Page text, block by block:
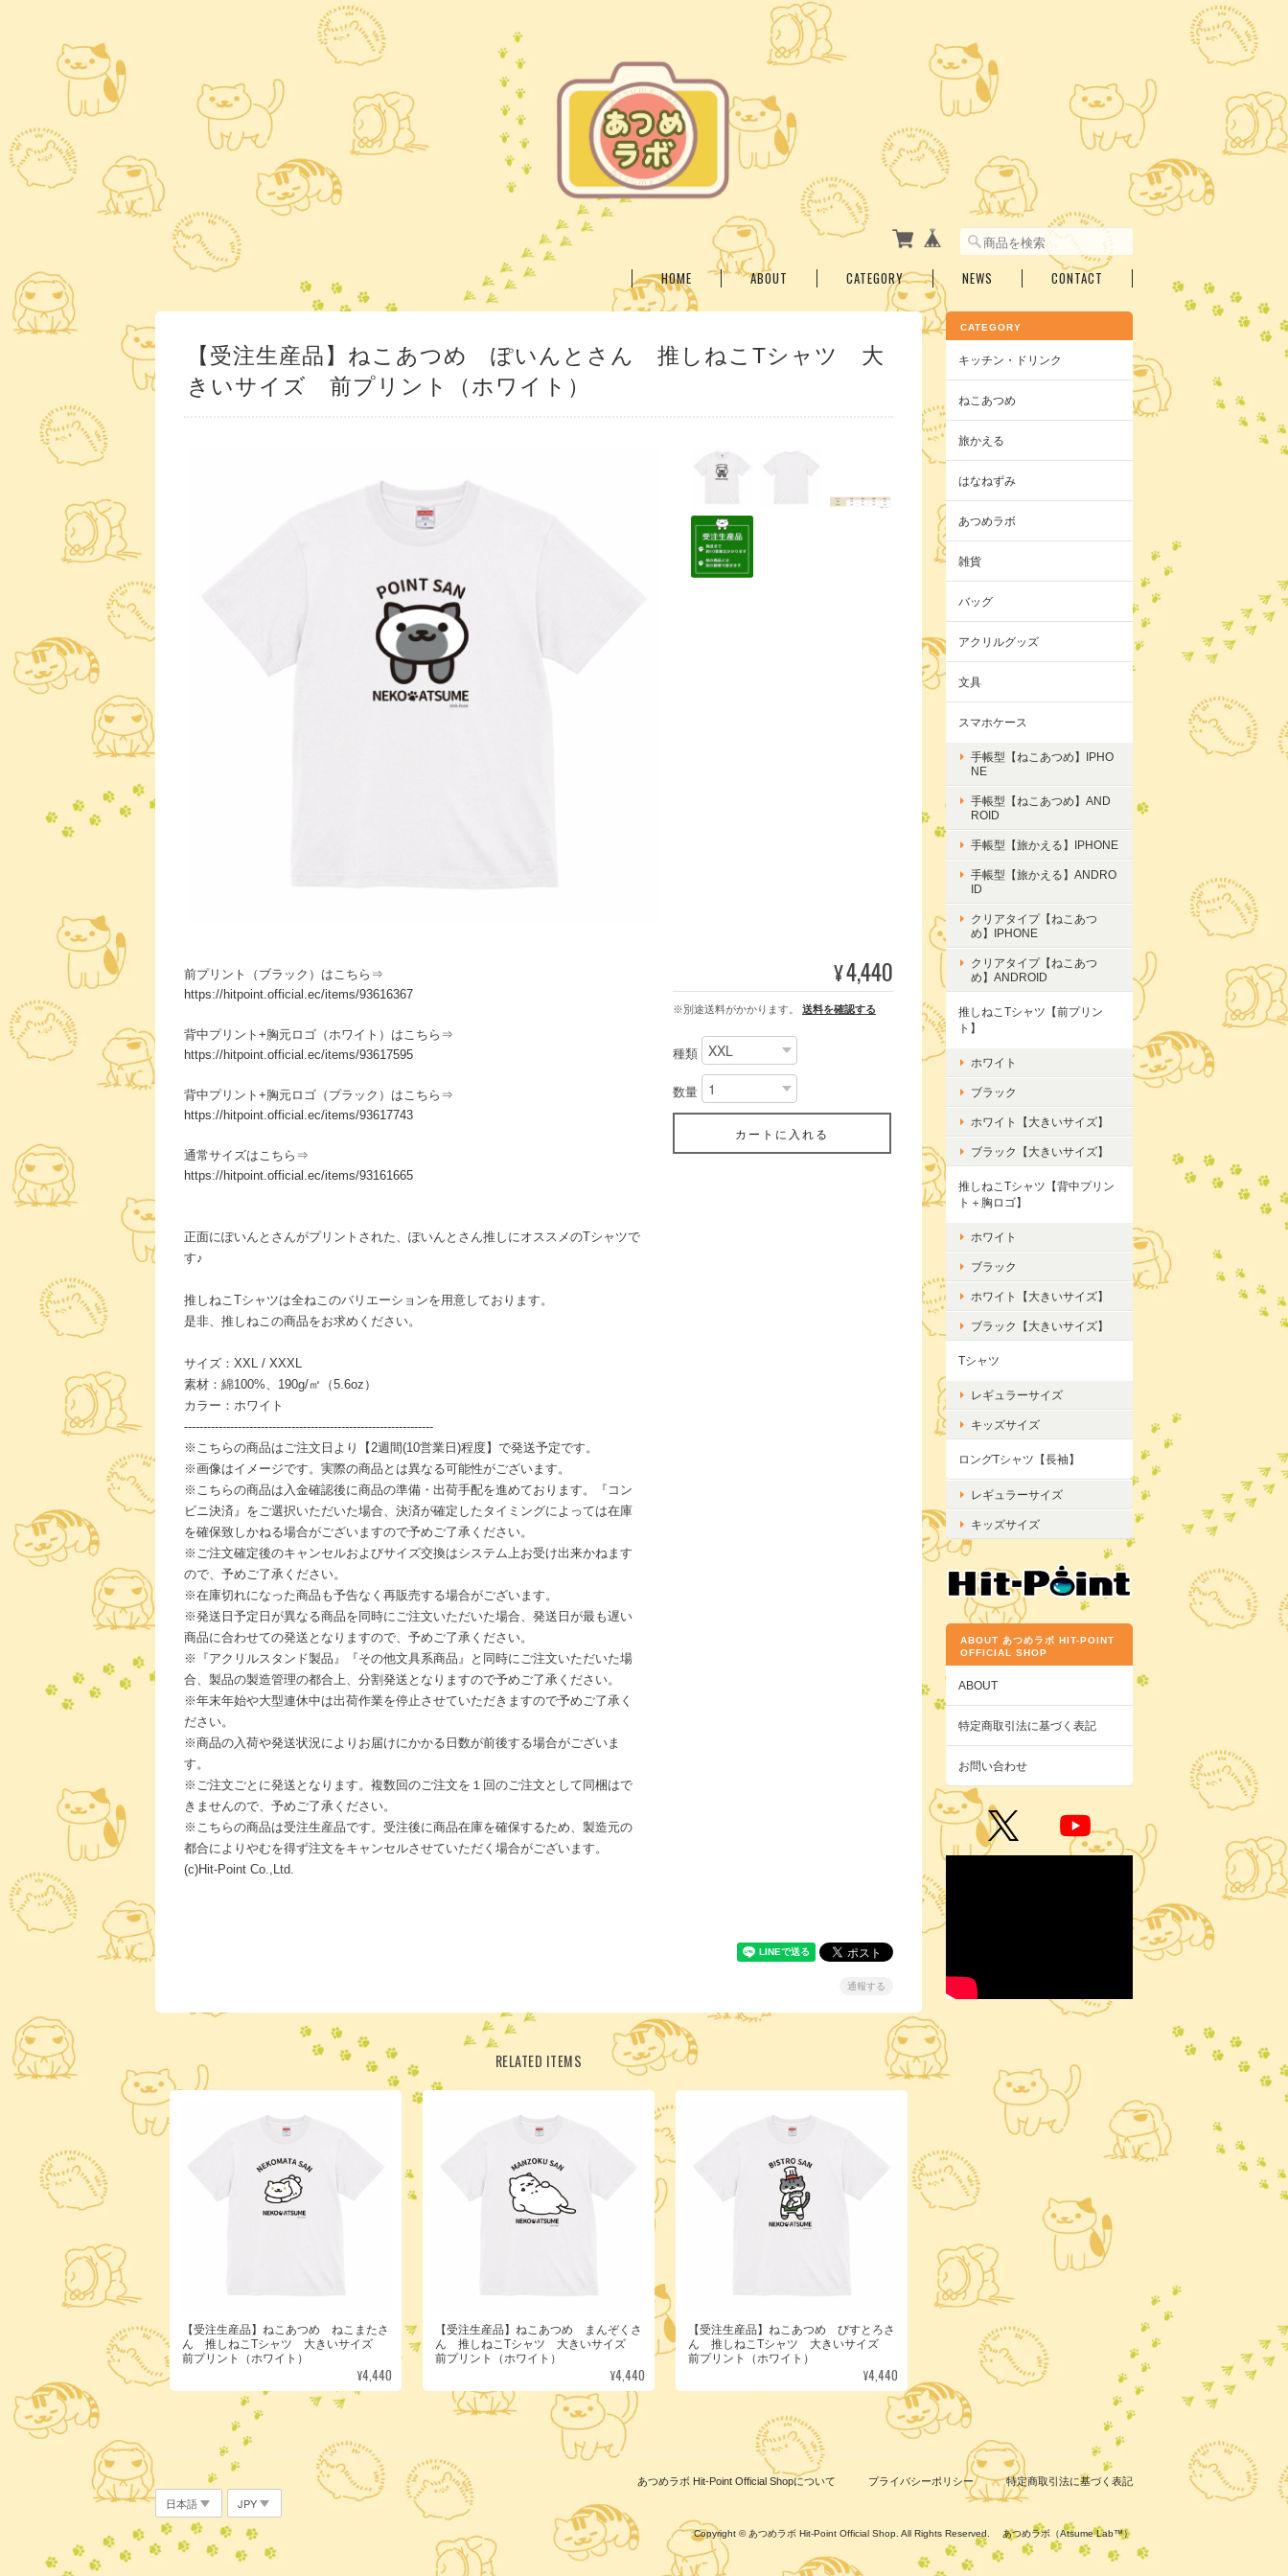
HOME ABOUT CATEGORY NEWS CONTACT
【受注生産品】ねこあつめ ぽいんとさん 推しねこTシャツ 大
きいサイズ 前プリント（ホワイト）
前プリント（ブラック）はこちら⇒
https://hitpoint.official.ec/items/93616367
背中プリント+胸元ロゴ（ホワイト）はこちら⇒
https://hitpoint.official.ec/items/93617595
背中プリント+胸元ロゴ（ブラック）はこちら⇒
https://hitpoint.official.ec/items/93617743
通常サイズはこちら⇒
https://hitpoint.official.ec/items/93161665
正面にぽいんとさんがプリントされた、ぽいんとさん推しにオススメのTシャツで
す♪
推しねこTシャツは全ねこのバリエーションを用意しております。
是非、推しねこの商品をお求めください。
サイズ：XXL / XXXL
素材：綿100%、190g/㎡（5.6oz）
カラー：ホワイト
-----------------------------------------------------------------
※こちらの商品はご注文日より【2週間(10営業日)程度】で発送予定です。
※画像はイメージです。実際の商品とは異なる可能性がございます。
※こちらの商品は入金確認後に商品の準備・出荷手配を進めております。『コン
ビニ決済』をご選択いただいた場合、決済が確定したタイミングによっては在庫
を確保致しかねる場合がございますので予めご了承ください。
※ご注文確定後のキャンセルおよびサイズ交換はシステム上お受け出来かねます
ので、予めご了承ください。
※在庫切れになった商品も予告なく再販売する場合がございます。
※発送日予定日が異なる商品を同時にご注文いただいた場合、発送日が最も遅い
商品に合わせての発送となりますので、予めご了承ください。
※『アクリルスタンド製品』『その他文具系商品』と同時にご注文いただいた場
合、製品の製造管理の都合上、分割発送となりますので予めご了承ください。
※年末年始や大型連休中は出荷作業を停止させていただきますので予めご了承く
ださい。
※商品の入荷や発送状況によりお届けにかかる日数が前後する場合がございま
す。
※ご注文ごとに発送となります。複数回のご注文を１回のご注文として同梱はで
きませんので、予めご了承ください。
※こちらの商品は受注生産品です。受注後に商品在庫を確保するため、製造元の
都合によりやむを得ず注文をキャンセルさせていただく場合がございます。
(c)Hit-Point Co.,Ltd.
¥4,440
※別途送料がかかります。 送料を確認する
種類
数量
カートに入れる
通報する
RELATED ITEMS
【受注生産品】ねこあつめ ねこまたさ
ん 推しねこTシャツ 大きいサイズ
前プリント（ホワイト）
¥4,440
【受注生産品】ねこあつめ まんぞくさ
ん 推しねこTシャツ 大きいサイズ
前プリント（ホワイト）
¥4,440
【受注生産品】ねこあつめ びすとろさ
ん 推しねこTシャツ 大きいサイズ
前プリント（ホワイト）
¥4,440
CATEGORY
キッチン・ドリンク
ねこあつめ
旅かえる
はなねずみ
あつめラボ
雑貨
バッグ
アクリルグッズ
文具
スマホケース
手帳型【ねこあつめ】IPHO
NE
手帳型【ねこあつめ】AND
ROID
手帳型【旅かえる】IPHONE
手帳型【旅かえる】ANDRO
ID
クリアタイプ【ねこあつ
め】IPHONE
クリアタイプ【ねこあつ
め】ANDROID
推しねこTシャツ【前プリン
ト】
ホワイト
ブラック
ホワイト【大きいサイズ】
ブラック【大きいサイズ】
推しねこTシャツ【背中プリン
ト＋胸ロゴ】
ホワイト
ブラック
ホワイト【大きいサイズ】
ブラック【大きいサイズ】
Tシャツ
レギュラーサイズ
キッズサイズ
ロングTシャツ【長袖】
レギュラーサイズ
キッズサイズ
ABOUT あつめラボ HIT-POINT
OFFICIAL SHOP
ABOUT
特定商取引法に基づく表記
お問い合わせ
あつめラボ Hit-Point Official Shopについて プライバシーポリシー 特定商取引法に基づく表記
Copyright © あつめラボ Hit-Point Official Shop. All Rights Reserved. あつめラボ（Atsume Lab™）